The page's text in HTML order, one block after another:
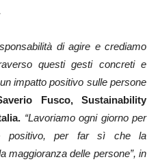
di agire e crediamo
questi gesti concreti e
impatto positivo sulle persone
Fusco, Sustainability
“Lavoriamo ogni giorno per
positivo, per far sì che la
maggioranza delle persone”, in